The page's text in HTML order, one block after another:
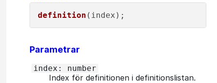
definition
Parametrar
index: number
Index för definitionen i definitionslistan.